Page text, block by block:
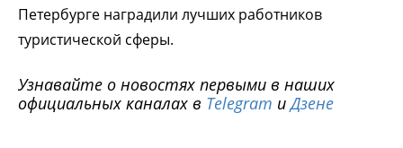
Петербурге наградили лучших работников
туристической сферы.
Узнавайте о новостях первыми в наших
официальных каналах в Telegram иДзене